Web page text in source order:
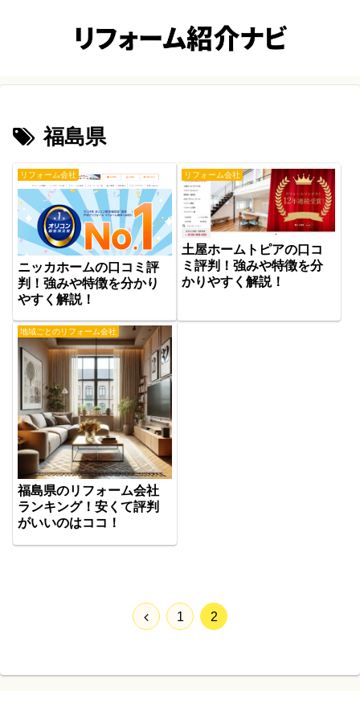
福島県
リフォーム会社
ニッカホームの口コミ評
判！強みや特徴を分かり
やすく解説！
リフォーム会社
土屋ホームトピアの口コ
ミ評判！強みや特徴を分
かりやすく解説！
地域ごとのリフォーム会社
福島県のリフォーム会社
ランキング！安くて評判
がいいのはココ！
前
1 2